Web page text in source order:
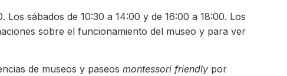
sábados de 10:30 a 14:00 y de 16:00 a 18:00. Los
sobre el funcionamiento del museo y para ver
de museos y paseos montessori friendly por